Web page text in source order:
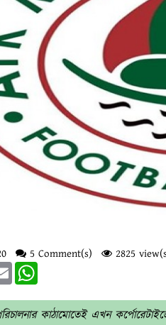
5 Comment(s) 2825
Email
কাঠামোতেই এখন